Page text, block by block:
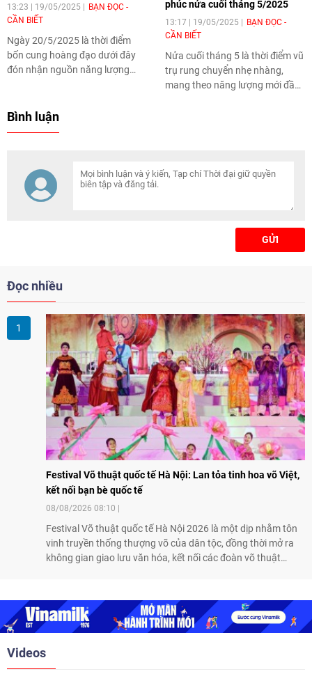
13:23 | 19/05/2025
BẠN ĐỌC -
CẦN BIẾT
Ngày 20/5/2025 là thời điểm
bốn cung hoàng đạo dưới đây
đón nhận nguồn năng lượng
chuyện tình cảm cũng êm đẹp.
phúc nửa cuối tháng 5/2025
13:17 | 19/05/2025
BẠN ĐỌC -
CẦN BIẾT
Nửa cuối tháng 5 là thời điểm vũ
trụ rung chuyển nhẹ nhàng,
mang theo năng lượng mới đầy
chuyện tình cảm.
Bình luận
GỬI
Đọc nhiều
Festival Võ thuật quốc tế Hà Nội: Lan tỏa tinh hoa võ Việt,
kết nối bạn bè quốc tế
08/08/2026 08:10
Festival Võ thuật quốc tế Hà Nội 2026 là một dịp nhằm tôn
vinh truyền thống thượng võ của dân tộc, đồng thời mở ra
không gian giao lưu văn hóa, kết nối các đoàn võ thuật
Videos